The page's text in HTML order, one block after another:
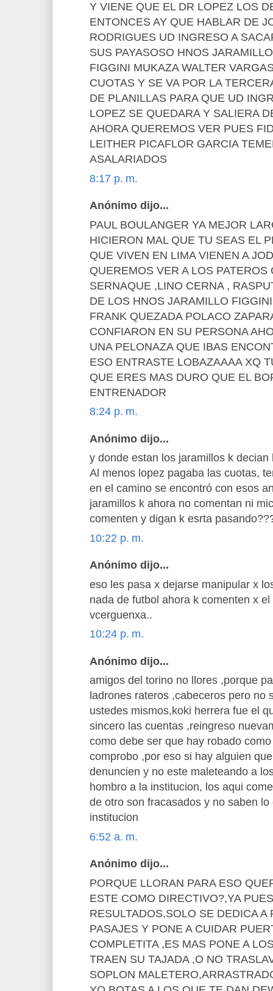
Y VIENE QUE EL DR LOPEZ LOS
ENTONCES AY QUE HABLAR DE
RODRIGUES UD INGRESO A
SUS PAYASOSO HNOS
FIGGINI MUKAZA WALTER
CUOTAS Y SE VA POR LA
DE PLANILLAS PARA QUE UD
LOPEZ SE QUEDARA Y SALIERA
AHORA QUEREMOS VER PUES
LEITHER PICAFLOR GARCIA
ASALARIADOS
8:17 p. m.
Anónimo dijo...
PAUL BOULANGER YA MEJOR
HICIERON MAL QUE TU SEAS EL
QUE VIVEN EN LIMA VIENEN A
QUEREMOS VER A LOS
SERNAQUE ,LINO CERNA ,
DE LOS HNOS JARAMILLO
FRANK QUEZADA POLACO
CONFIARON EN SU PERSONA
UNA PELONAZA QUE IBAS
ESO ENTRASTE LOBAZAAAA XQ
QUE ERES MAS DURO QUE EL
ENTRENADOR
8:24 p. m.
Anónimo dijo...
y donde estan los jaramillos k
Al menos lopez pagaba las cuotas,
en el camino se encontró con esos
jaramillos k ahora no comentan ni
comenten y digan k esrta
10:22 p. m.
Anónimo dijo...
eso les pasa x dejarse manipular x
nada de futbol ahora k comenten x
vcerguenxa..
10:24 p. m.
Anónimo dijo...
amigos del torino no llores ,porque
ladrones rateros ,cabeceros pero no
ustedes mismos,koki herrera fue el
sincero las cuentas ,reingreso
como debe ser que hay robado
comprobo ,por eso si hay alguien
denuncien y no este maleteando a
hombro a la institucion, los aqui
de otro son fracasados y no saben
institucion
6:52 a. m.
Anónimo dijo...
PORQUE LLORAN PARA ESO
ESTE COMO DIRECTIVO?,YA
RESULTADOS,SOLO SE DEDICA A
PASAJES Y PONE A CUIDAR
COMPLETITA ,ES MAS PONE A
TRAEN SU TAJADA ,O NO
SOPLON